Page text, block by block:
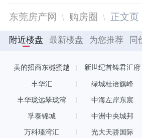
东莞房产网 购房圈 正文页
附近楼盘 最新楼盘 为您推荐 同
美的招商东樾蜜越 新世纪首铸君汇府
丰华汇 绿城桂语旗峰
丰华珑远翠珑湾 中海左岸东宸
孚泰锦城 中洲中央城邦
万科瑧湾汇 光大天骄国际